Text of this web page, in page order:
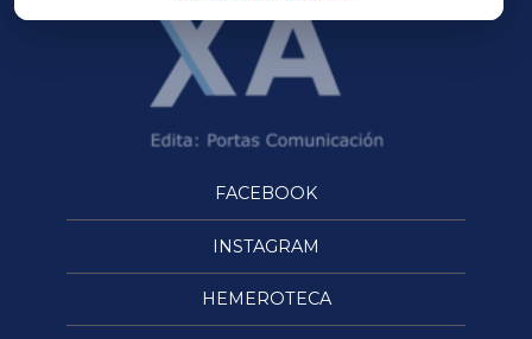
FACEBOOK
INSTAGRAM
HEMEROTECA